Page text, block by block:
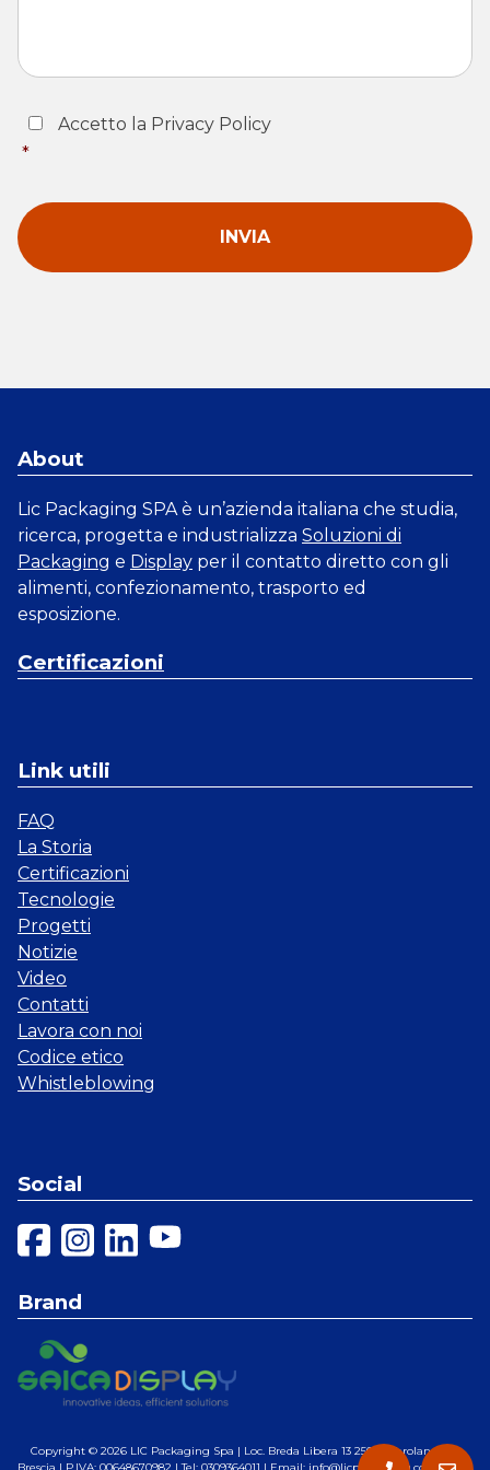
Consent *
Accetto la Privacy Policy
*
About
Lic Packaging SPA è un’azienda italiana che studia,
ricerca, progetta e industrializza Soluzioni di
Packaging e Display per il contatto diretto con gli
alimenti, confezionamento, trasporto ed
esposizione.
Certificazioni
Link utili
FAQ
La Storia
Certificazioni
Tecnologie
Progetti
Notizie
Video
Contatti
Lavora con noi
Codice etico
Whistleblowing
Social
Brand
Copyright © 2026 LIC Packaging Spa | Loc. Breda Libera 13 25028 Verolanuova,